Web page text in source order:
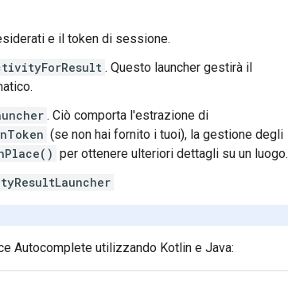
e il token di sessione.
. Questo launcher gestirà il
. Ciò comporta l'estrazione di
(se non hai fornito i tuoi), la gestione degli
per ottenere ulteriori dettagli su un luogo.
Autocomplete utilizzando Kotlin e Java: